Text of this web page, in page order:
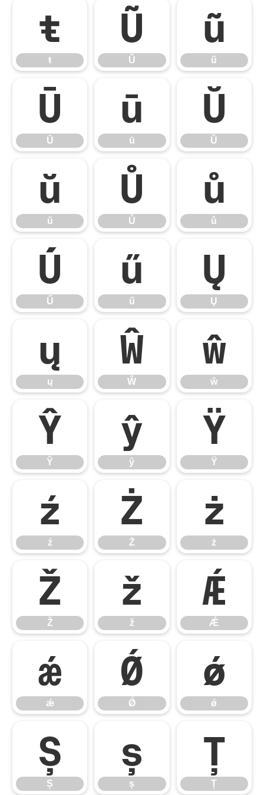
ŧ
ŧ
Ũ
Ũ
ũ
ũ
Ū
Ū
ū
ū
Ŭ
Ŭ
ŭ
ŭ
Ů
Ů
ů
ů
Ű
Ű
ű
ű
Ų
Ų
ų
ų
Ŵ
Ŵ
ŵ
ŵ
Ŷ
Ŷ
ŷ
ŷ
Ÿ
Ÿ
ź
ź
Ż
Ż
ż
ż
Ž
Ž
ž
ž
Ǽ
Ǽ
ǽ
ǽ
Ǿ
Ǿ
ǿ
ǿ
Ș
Ș
ș
ș
Ț
Ț